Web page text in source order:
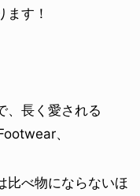
ます！
、長く愛される
、
比べ物にならないほ